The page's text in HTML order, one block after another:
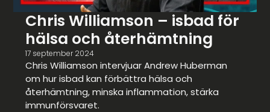
Chris Williamson – isbad för
hälsa och återhämtning
17 september 2024
Chris Williamson intervjuar Andrew Huberman
om hur isbad kan förbättra hälsa och
återhämtning, minska inflammation, stärka
immunförsvaret.